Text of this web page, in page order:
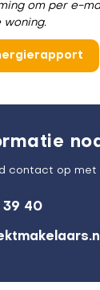
om per e-
woning.
contact op met
40